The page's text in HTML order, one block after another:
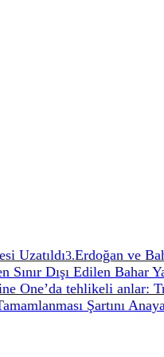
Uzatıldı3.Erdoğan ve
Sınır Dışı Edilen Bahar
One’da tehlikeli anlar:
Şartını